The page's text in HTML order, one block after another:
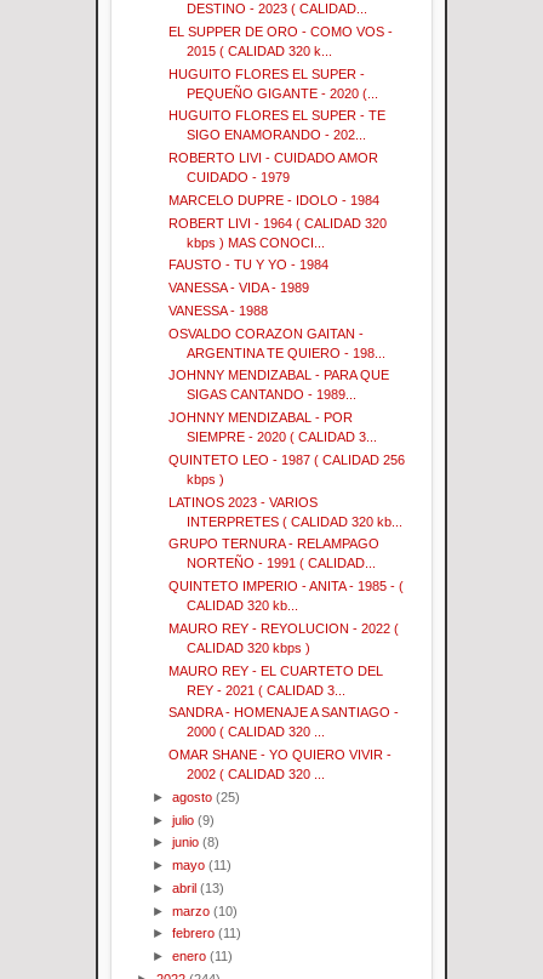
DESTINO - 2023 ( CALIDAD...
EL SUPPER DE ORO - COMO VOS -
2015 ( CALIDAD 320 k...
HUGUITO FLORES EL SUPER -
PEQUEÑO GIGANTE - 2020 (...
HUGUITO FLORES EL SUPER - TE
SIGO ENAMORANDO - 202...
ROBERTO LIVI - CUIDADO AMOR
CUIDADO - 1979
MARCELO DUPRE - IDOLO - 1984
ROBERT LIVI - 1964 ( CALIDAD 320
kbps ) MAS CONOCI...
FAUSTO - TU Y YO - 1984
VANESSA - VIDA - 1989
VANESSA - 1988
OSVALDO CORAZON GAITAN -
ARGENTINA TE QUIERO - 198...
JOHNNY MENDIZABAL - PARA QUE
SIGAS CANTANDO - 1989...
JOHNNY MENDIZABAL - POR
SIEMPRE - 2020 ( CALIDAD 3...
QUINTETO LEO - 1987 ( CALIDAD 256
kbps )
LATINOS 2023 - VARIOS
INTERPRETES ( CALIDAD 320 kb...
GRUPO TERNURA - RELAMPAGO
NORTEÑO - 1991 ( CALIDAD...
QUINTETO IMPERIO - ANITA - 1985 - (
CALIDAD 320 kb...
MAURO REY - REYOLUCION - 2022 (
CALIDAD 320 kbps )
MAURO REY - EL CUARTETO DEL
REY - 2021 ( CALIDAD 3...
SANDRA - HOMENAJE A SANTIAGO -
2000 ( CALIDAD 320 ...
OMAR SHANE - YO QUIERO VIVIR -
2002 ( CALIDAD 320 ...
►agosto (25)
►julio (9)
►junio (8)
►mayo (11)
►abril (13)
►marzo (10)
►febrero (11)
►enero (11)